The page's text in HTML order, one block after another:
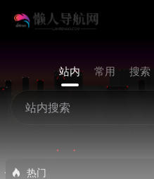
站内 常用 搜索
热门